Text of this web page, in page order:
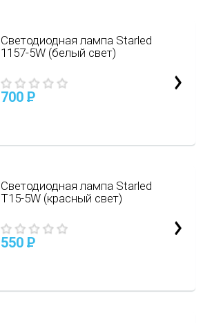
Светодиодная лампа Starled
1157-5W (белый свет)
700 P
Светодиодная лампа Starled
Т15-5W (красный свет)
550 P